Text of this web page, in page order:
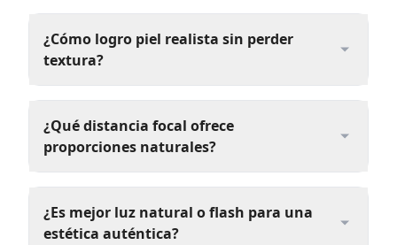
¿Cómo logro piel realista sin perder
textura?
¿Qué distancia focal ofrece
proporciones naturales?
¿Es mejor luz natural o flash para una
estética auténtica?